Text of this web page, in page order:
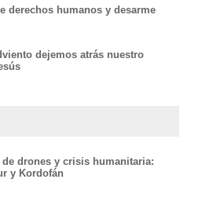
derechos humanos y desarme
dejemos atrás nuestro
de drones y crisis humanitaria:
y Kordofán